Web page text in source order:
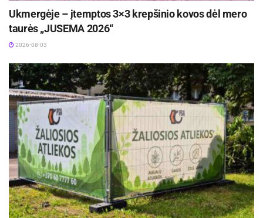
Ukmergėje – įtemptos 3×3 krepšinio kovos dėl mero
taurės „JUSEMA 2026“
2026-08-03